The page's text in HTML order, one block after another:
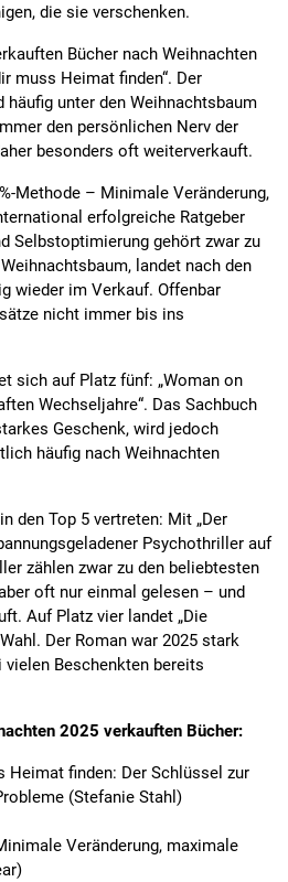
die sie verschenken.
Bücher nach Weihnachten
muss Heimat finden“. Der
häufig unter den Weihnachtsbaum
den persönlichen Nerv der
besonders oft weiterverkauft.
Methode – Minimale Veränderung,
erfolgreiche Ratgeber
Selbstoptimierung gehört zwar zu
landet nach den
wieder im Verkauf. Offenbar
nicht immer bis ins
sich auf Platz fünf: „Woman on
Wechseljahre“. Das Sachbuch
Geschenk, wird jedoch
häufig nach Weihnachten
den Top 5 vertreten: Mit „Der
Psychothriller auf
zählen zwar zu den beliebtesten
oft nur einmal gelesen – und
Auf Platz vier landet „Die
Der Roman war 2025 stark
Beschenkten bereits
2025 verkauften Bücher:
Heimat finden: Der Schlüssel zur
(Stefanie Stahl)
Veränderung, maximale